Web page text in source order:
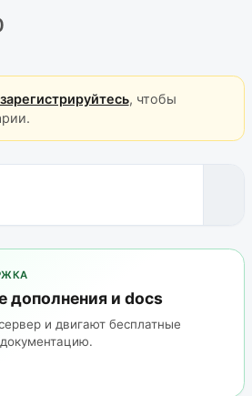
зарегистрируйтесь, чтобы
дополнения и docs
и двигают бесплатные